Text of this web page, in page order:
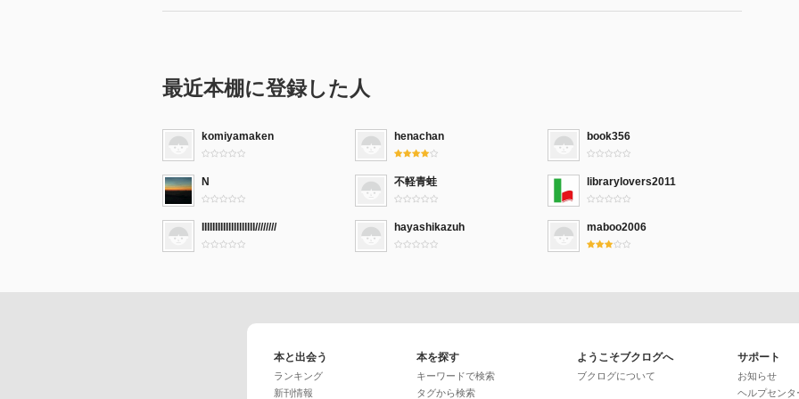
最近本棚に登録した人
komiyamaken henachan book356
N 不軽青蛙 librarylovers2011
IIIIIIIIIIllllllllll//////// hayashikazuh maboo2006
本と出会う
ランキング
新刊情報
本を探す
キーワードで検索
タグから検索
ようこそブクログへ
ブクログについて
サポート
お知らせ
ヘルプセンタ